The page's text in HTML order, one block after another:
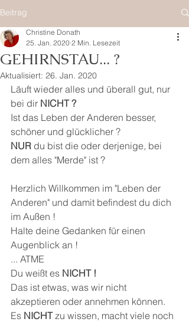
Beitrag
GEHIRNSTAU... ?
Christine Donath
25. Jan. 2020 2 Min. Lesezeit
Aktualisiert: 26. Jan. 2020
Läuft wieder alles und überall gut, nur
bei dir NICHT ?
Ist das Leben der Anderen besser,
schöner und glücklicher ?
NUR du bist die oder derjenige, bei
dem alles "Merde" ist ?
Herzlich Willkommen im "Leben der
Anderen" und damit befindest du dich
im Außen !
Halte deine Gedanken für einen
Augenblick an !
... ATME
Du weißt es NICHT !
Das ist etwas, was wir nicht
akzeptieren oder annehmen können.
Es NICHT zu wissen, macht viele noch